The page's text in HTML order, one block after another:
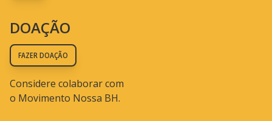
DOAÇÃO
FAZER DOAÇÃO
Considere colaborar com
o Movimento Nossa BH.